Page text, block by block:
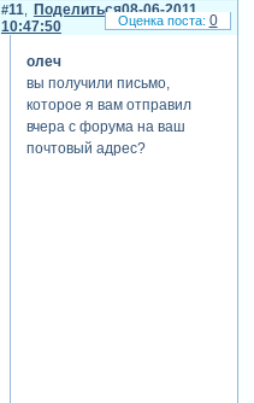
Поделиться
11
08-06-2011
10:47:50
олеч
вы получили письмо,
которое я вам отправил
вчера с форума на ваш
почтовый адрес?
0